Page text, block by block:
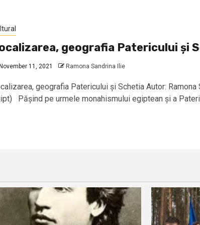
geografia Patericului și
11, 2021 Ramona Sandrina Ilie
geografia Patericului și Schetia Autor: Ramona
Pășind pe urmele monahismului egiptean și a